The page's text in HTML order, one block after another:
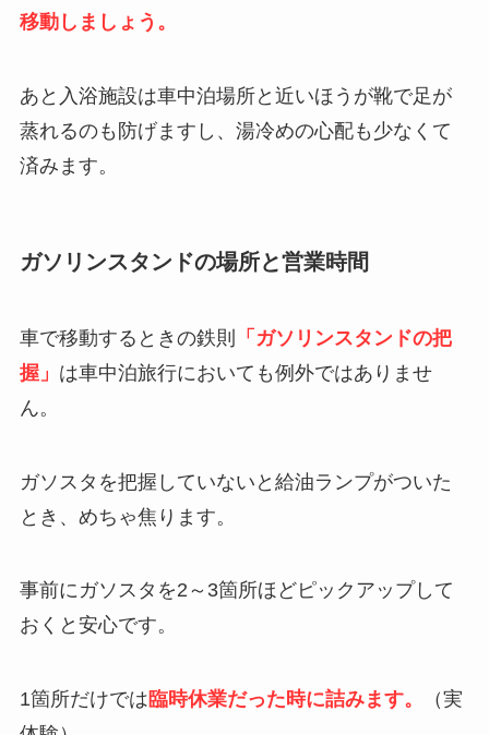
移動しましょう。
あと入浴施設は車中泊場所と近いほうが靴で足が
蒸れるのも防げますし、湯冷めの心配も少なくて
済みます。
ガソリンスタンドの場所と営業時間
車で移動するときの鉄則
「ガソリンスタンドの把
握」 は車中泊旅行においても例外ではありませ
ん。
ガソスタを把握していないと給油ランプがついた
とき、めちゃ焦ります。
事前にガソスタを2～3箇所ほどピックアップして
おくと安心です。
1箇所だけでは臨時休業だった時に詰みます。
（実